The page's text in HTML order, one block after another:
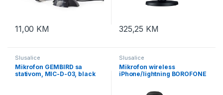
11,00 KM 325,25 KM
Slusalice
Mikrofon GEMBIRD sa
stativom, MIC-D-03, black
Slusalice
Mikrofon wireless
iPhone/lightning BOROFONE